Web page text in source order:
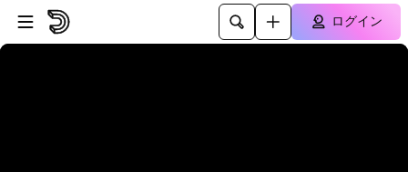
プレイヤーにスキップ
メインコンテンツにスキップ
ログイン